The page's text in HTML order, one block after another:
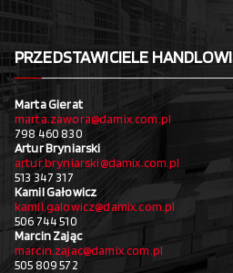
PRZEDSTAWICIELE HANDLOWI
Marta Gierat
marta.zawora@damix.com.pl
798 460 830
Artur Bryniarski
artur.bryniarski@damix.com.pl
513 347 317
Kamil Gałowicz
kamil.galowicz@damix.com.pl
506 744 510
Marcin Zając
marcin.zajac@damix.com.pl
505 809 572